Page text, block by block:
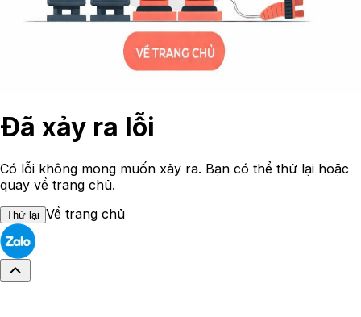
Đã xảy ra lỗi
Có lỗi không mong muốn xảy ra. Bạn có thể thử lại hoặc
quay về trang chủ.
Thử lại Về trang chủ